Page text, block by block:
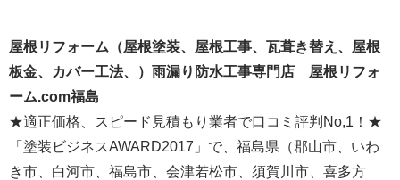
屋根リフォーム（屋根塗装、屋根工事、瓦葺き替え、屋根
板金、カバー工法、）雨漏り防水工事専門店 屋根リフォ
ーム.com福島
★適正価格、スピード見積もり業者で口コミ評判No,1！★
「塗装ビジネスAWARD2017」で、福島県（郡山市、 いわ
き市、 白河市、福島市、会津若松市、須賀川市、喜多方